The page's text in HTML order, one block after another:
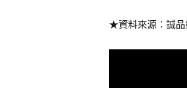
★資料來源：誠品